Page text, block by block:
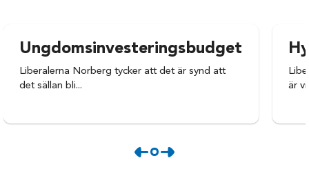
Ungdomsinvesteringsbudget
Liberalerna Norberg tycker att det är synd att
det sällan bli...
är